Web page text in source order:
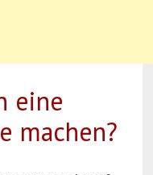
eine
machen?